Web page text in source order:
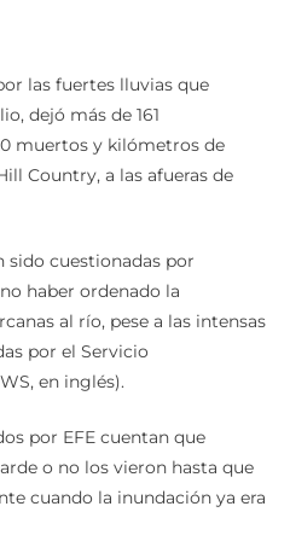
las fuertes lluvias que
dejó más de 161
muertos y kilómetros de
Country, a las afueras de
sido cuestionadas por
haber ordenado la
al río, pese a las intensas
por el Servicio
en inglés).
por EFE cuentan que
o no los vieron hasta que
cuando la inundación ya era